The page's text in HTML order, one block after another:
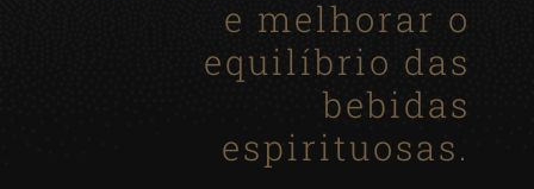
e melhorar o
equilíbrio das
bebidas
espirituosas.